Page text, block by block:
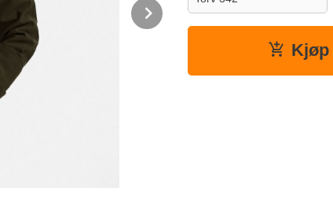
Next
Kjøp